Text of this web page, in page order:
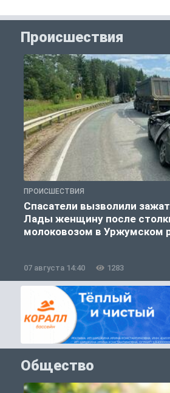
Происшествия
ПРОИСШЕСТВИЯ
Спасатели вызволили
Лады женщину после
молоковозом в Уржумском
07 августа 14:40 1283
Общество